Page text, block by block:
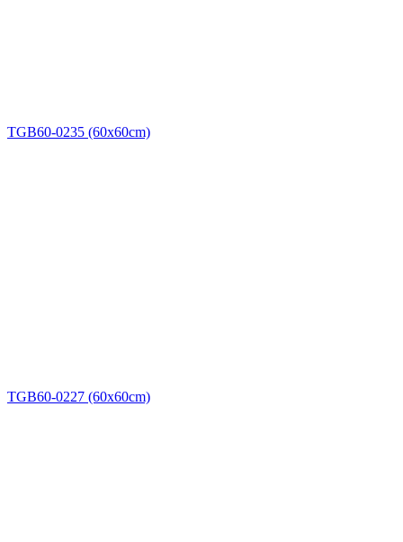
TGB60-0235 (60x60cm)
TGB60-0227 (60x60cm)